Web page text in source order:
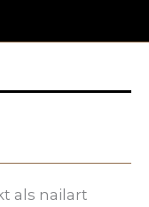
als nailart